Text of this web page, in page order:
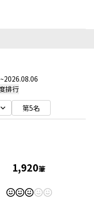
~2026.08.06
排行
第5名
1,920筆